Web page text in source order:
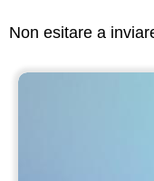
Non esitare a